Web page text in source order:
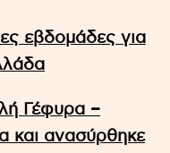
εβδομάδες για
Γέφυρα –
και ανασύρθηκε